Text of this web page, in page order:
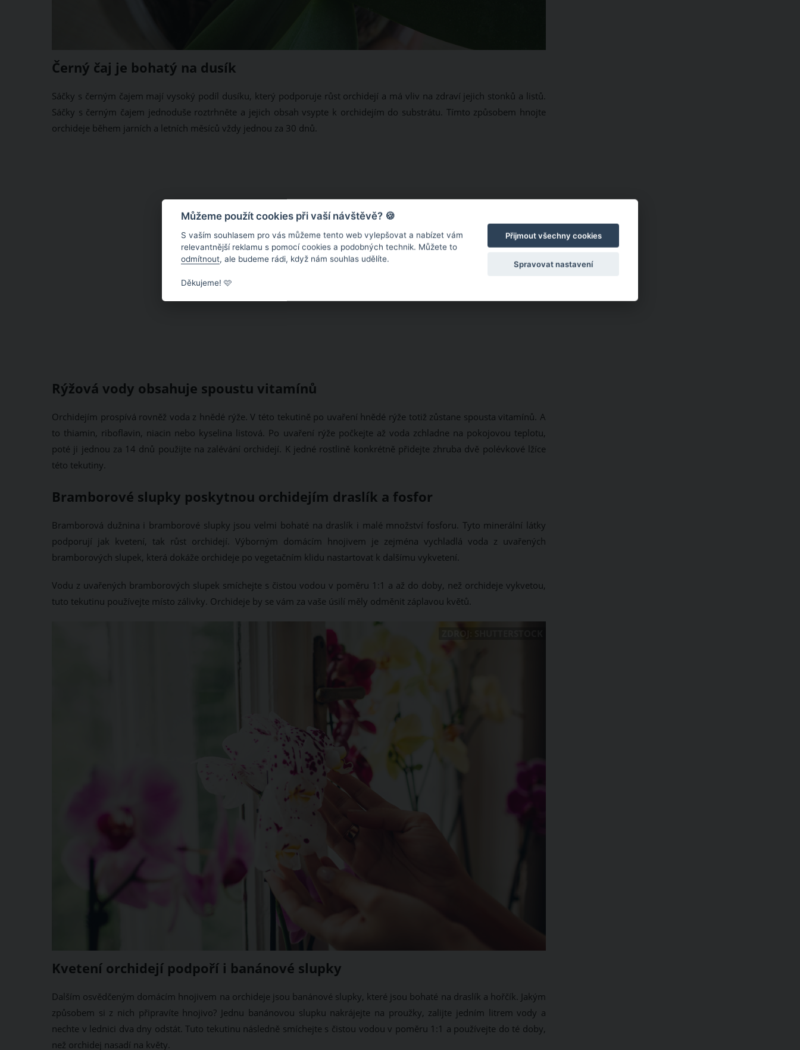
Černý čaj je bohatý na dusík
Sáčky s černým čajem mají vysoký podíl dusíku, který podporuje růst orchidejí a má vliv na zdraví jejich stonků a listů.
Sáčky s černým čajem jednoduše roztrhněte a jejich obsah vsypte k orchidejím do substrátu. Tímto způsobem hnojte
orchideje během jarních a letních měsíců vždy jednou za 30 dnů.
Rýžová vody obsahuje spoustu vitamínů
Orchidejím prospívá rovněž voda z hnědé rýže. V této tekutině po uvaření hnědé rýže totiž zůstane spousta vitamínů. A
to thiamin, riboflavin, niacin nebo kyselina listová. Po uvaření rýže počkejte až voda zchladne na pokojovou teplotu,
poté ji jednou za 14 dnů použijte na zalévání orchidejí. K jedné rostlině konkrétně přidejte zhruba dvě polévkové lžíce
této tekutiny.
Bramborové slupky poskytnou orchidejím draslík a fosfor
Bramborová dužnina i bramborové slupky jsou velmi bohaté na draslík i malé množství fosforu. Tyto minerální látky
podporují jak kvetení, tak růst orchidejí. Výborným domácím hnojivem je zejména vychladlá voda z uvařených
bramborových slupek, která dokáže orchideje po vegetačním klidu nastartovat k dalšímu vykvetení.
Vodu z uvařených bramborových slupek smíchejte s čistou vodou v poměru 1:1 a až do doby, než orchideje vykvetou,
tuto tekutinu používejte místo zálivky. Orchideje by se vám za vaše úsilí měly odměnit záplavou květů.
ZDROJ: SHUTTERSTOCK
Kvetení orchidejí podpoří i banánové slupky
Dalším osvědčeným domácím hnojivem na orchideje jsou banánové slupky, které jsou bohaté na draslík a hořčík. Jakým
způsobem si z nich připravíte hnojivo? Jednu banánovou slupku nakrájejte na proužky, zalijte jedním litrem vody a
nechte v lednici dva dny odstát. Tuto tekutinu následně smíchejte s čistou vodou v poměru 1:1 a používejte do té doby,
než orchidej nasadí na květy.
Můžeme použít cookies při vaší návštěvě? 🍪
S vaším souhlasem pro vás můžeme tento web vylepšovat a nabízet vám
relevantnější reklamu s pomocí cookies a podobných technik. Můžete to
odmítnout, ale budeme rádi, když nám souhlas udělíte.
Děkujeme! 🩷
Přijmout všechny cookies
Spravovat nastavení